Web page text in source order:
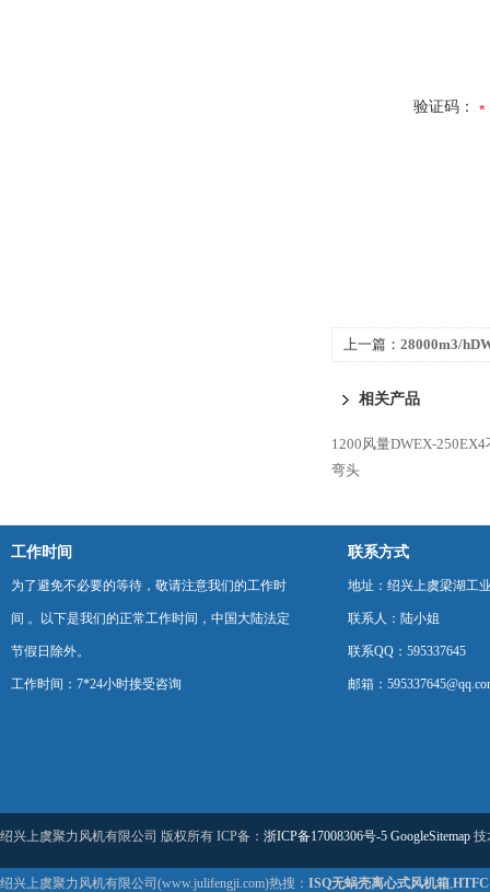
验证码：
上一篇： 28000m3/
相关产品
1200风量DWEX-
弯头
工作时间
为了避免不必要的等待，敬请注意我们的工作时
间 。以下是我们的正常工作时间，中国大陆法定
节假日除外。
工作时间：7*24小时接受咨询
联系方式
地址：绍兴上虞梁湖工
联系人：陆小姐
联系QQ：595337645
邮箱：
绍兴上虞聚力风机有限公司 版权所有 ICP备： 浙ICP备17008306号-5 GoogleSitemap 技
绍兴上虞聚力风机有限公司(www.julifengji.com)热搜： ISQ无蜗壳离心式风机箱,